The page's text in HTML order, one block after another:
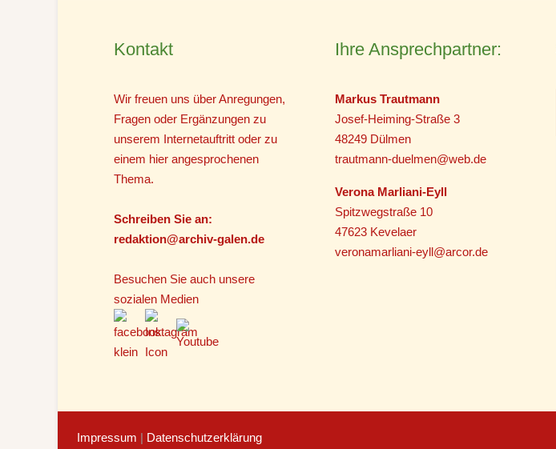
Kontakt
Wir freuen uns über Anregungen,
Fragen oder Ergänzungen zu
unserem Internetauftritt oder zu
einem hier angesprochenen
Thema.
Schreiben Sie an:
redaktion@archiv-galen.de
Besuchen Sie auch unsere
sozialen Medien
Ihre Ansprechpartner:
Markus Trautmann
Josef-Heiming-Straße 3
48249 Dülmen
trautmann-duelmen@web.de
Verona Marliani-Eyll
Spitzwegstraße 10
47623 Kevelaer
veronamarliani-eyll@arcor.de
Impressum | Datenschutzerklärung